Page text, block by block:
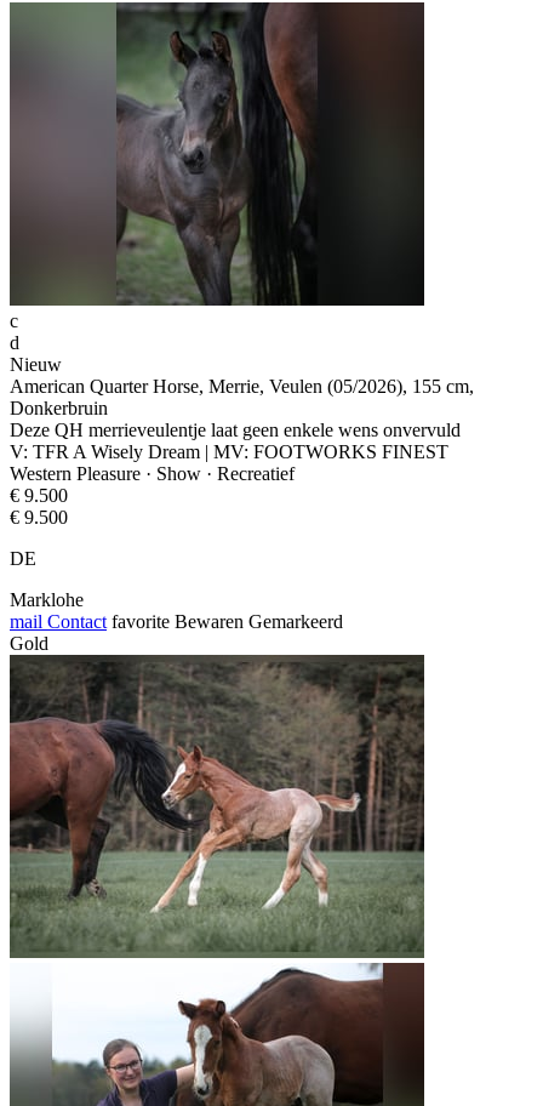
c
d
Nieuw
American Quarter Horse, Merrie, Veulen (05/2026), 155 cm,
Donkerbruin
Deze QH merrieveulentje laat geen enkele wens onvervuld
V: TFR A Wisely Dream | MV: FOOTWORKS FINEST
Western Pleasure · Show · Recreatief
€ 9.500
€ 9.500
DE
Marklohe
mail Contact favorite Bewaren Gemarkeerd
Gold